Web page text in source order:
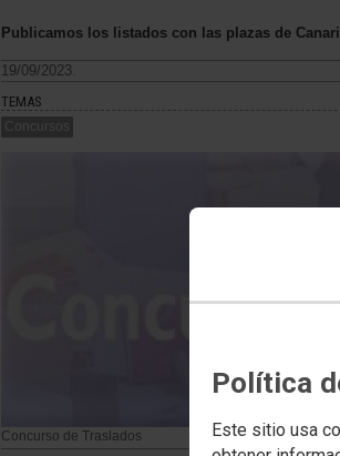
Política
Este sitio usa
Publicamos los listados con las plazas de
19/09/2023.
TEMAS
Concursos
Concurso de Traslados